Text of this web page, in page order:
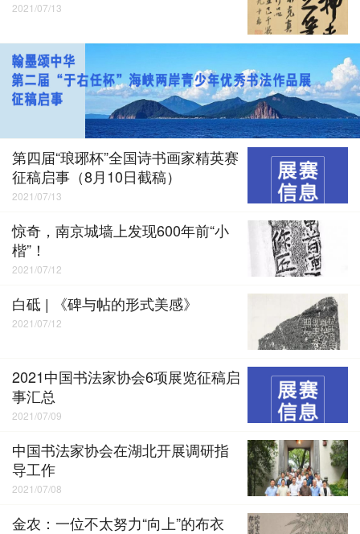
2021/07/13
第四届“琅琊杯”全国诗书画家精英赛
征稿启事（8月10日截稿）
2021/07/13
惊奇，南京城墙上发现600年前“小
楷”！
2021/07/12
白砥 | 《碑与帖的形式美感》
2021/07/12
2021中国书法家协会6项展览征稿启
事汇总
2021/07/09
中国书法家协会在湖北开展调研指
导工作
2021/07/08
金农：一位不太努力“向上”的布衣